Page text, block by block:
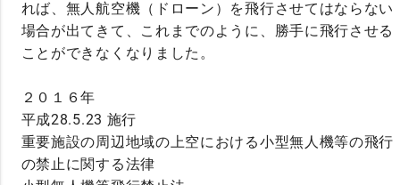
れば、無人航空機（ドローン）を飛行させてはならない
場合が出てきて、これまでのように、勝手に飛行させる
ことができなくなりました。
２０１６年
平成28.5.23 施行
重要施設の周辺地域の上空における小型無人機等の飛行
の禁止に関する法律